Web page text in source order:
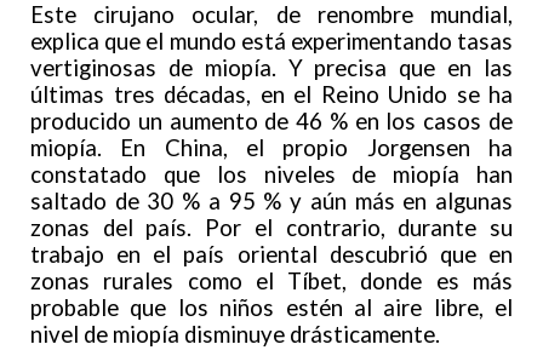
Este cirujano ocular, de renombre mundial,
explica que el mundo está experimentando tasas
vertiginosas de miopía. Y precisa que en las
últimas tres décadas, en el Reino Unido se ha
producido un aumento de 46 % en los casos de
miopía. En China, el propio Jorgensen ha
constatado que los niveles de miopía han
saltado de 30 % a 95 % y aún más en algunas
zonas del país. Por el contrario, durante su
trabajo en el país oriental descubrió que en
zonas rurales como el Tíbet, donde es más
probable que los niños estén al aire libre, el
nivel de miopía disminuye drásticamente.